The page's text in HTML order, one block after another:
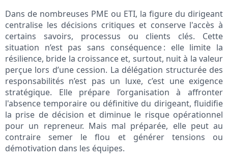
Dans de nombreuses PME ou ETI, la figure du dirigeant
centralise les décisions critiques et conserve l'accès à
certains savoirs, processus ou clients clés. Cette
situation n’est pas sans conséquence : elle limite la
résilience, bride la croissance et, surtout, nuit à la valeur
perçue lors d’une cession. La délégation structurée des
responsabilités n’est pas un luxe, c’est une exigence
stratégique. Elle prépare l’organisation à affronter
l'absence temporaire ou définitive du dirigeant, fluidifie
la prise de décision et diminue le risque opérationnel
pour un repreneur. Mais mal préparée, elle peut au
contraire semer le flou et générer tensions ou
démotivation dans les équipes.